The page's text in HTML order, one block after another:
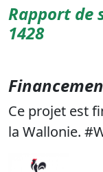
Rapport de
1428
Ce projet est
la Wallonie.